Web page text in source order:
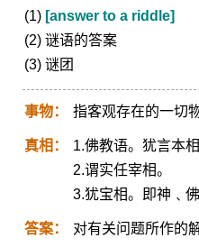
(1) [answer to a riddle]
(2) 谜语的答案
(3) 谜团
事物： 指客观存在的一切
真相：
1.佛教语。犹言本
2.谓实任宰相。
3.犹宝相。即神﹑
答案： 对有关问题所作的